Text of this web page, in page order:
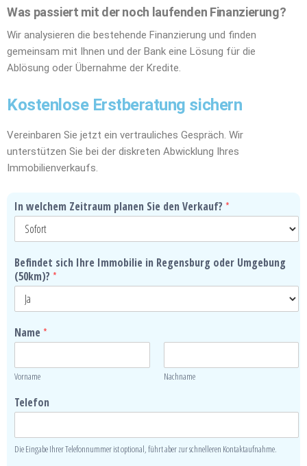
Was passiert mit der noch laufenden Finanzierung?
Wir analysieren die bestehende Finanzierung und finden
gemeinsam mit Ihnen und der Bank eine Lösung für die
Ablösung oder Übernahme der Kredite.
Kostenlose Erstberatung sichern
Vereinbaren Sie jetzt ein vertrauliches Gespräch. Wir
unterstützen Sie bei der diskreten Abwicklung Ihres
Immobilienverkaufs.
In welchem Zeitraum planen Sie den Verkauf? *
Befindet sich Ihre Immobilie in Regensburg oder Umgebung
(50km)? *
Name *
Vorname Nachname
Telefon
Die Eingabe Ihrer Telefonnummer ist optional, führt aber zur schnelleren Kontaktaufnahme.